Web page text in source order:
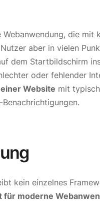
Webanwendung, die mit
aber in vielen
dem Startbildschirm
oder fehlender
Website mit
kein einzelnes
für moderne